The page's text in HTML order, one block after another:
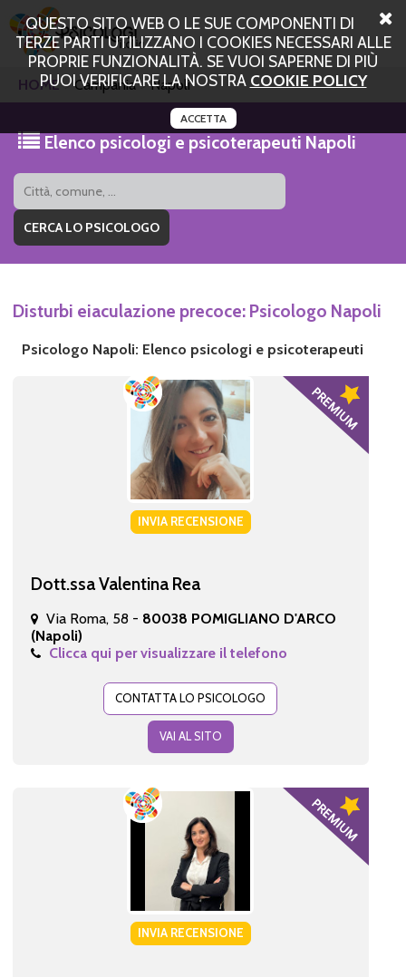
QUESTO SITO WEB O LE SUE COMPONENTI DI
TERZE PARTI UTILIZZANO I COOKIES NECESSARI ALLE
PROPRIE FUNZIONALITÀ. SE VUOI SAPERNE DI PIÙ
PUOI VERIFICARE LA NOSTRA COOKIE POLICY
ACCETTA
HOME Campania Napoli
Elenco psicologi e psicoterapeuti Napoli
Disturbi eiaculazione precoce: Psicologo Napoli
Psicologo Napoli: Elenco psicologi e psicoterapeuti
INVIA RECENSIONE
Dott.ssa Valentina Rea
Via Roma, 58 - 80038 POMIGLIANO D'ARCO
(Napoli)
Clicca qui per visualizzare il telefono
CONTATTA LO PSICOLOGO
VAI AL SITO
INVIA RECENSIONE